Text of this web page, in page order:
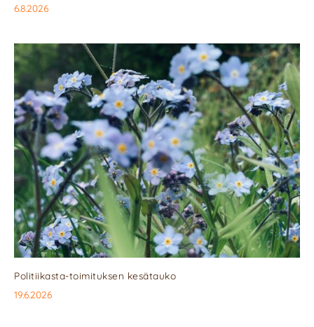
6.8.2026
Politiikasta-toimituksen kesätauko
19.6.2026